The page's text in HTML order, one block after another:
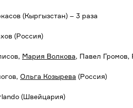
(Кыргызстан) – 3 раза
(Россия)
Мария Волкова, Павел
Ольга Козырева (Россия)
(Швейцария)